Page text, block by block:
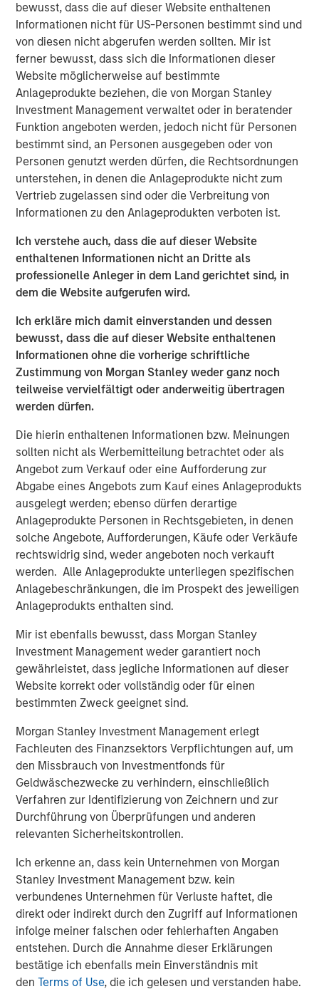
bewusst, dass die auf dieser Website enthaltenen
Informationen nicht für US-Personen bestimmt sind und
von diesen nicht abgerufen werden sollten. Mir ist
ferner bewusst, dass sich die Informationen dieser
Website möglicherweise auf bestimmte
Anlageprodukte beziehen, die von Morgan Stanley
Investment Management verwaltet oder in beratender
Funktion angeboten werden, jedoch nicht für Personen
bestimmt sind, an Personen ausgegeben oder von
Personen genutzt werden dürfen, die Rechtsordnungen
unterstehen, in denen die Anlageprodukte nicht zum
Vertrieb zugelassen sind oder die Verbreitung von
Informationen zu den Anlageprodukten verboten ist.
Ich verstehe auch, dass die auf dieser Website
enthaltenen Informationen nicht an Dritte als
professionelle Anleger in dem Land gerichtet sind, in
dem die Website aufgerufen wird.
Ich erkläre mich damit einverstanden und dessen
bewusst, dass die auf dieser Website enthaltenen
Informationen ohne die vorherige schriftliche
Zustimmung von Morgan Stanley weder ganz noch
teilweise vervielfältigt oder anderweitig übertragen
werden dürfen.
Die hierin enthaltenen Informationen bzw. Meinungen
sollten nicht als Werbemitteilung betrachtet oder als
Angebot zum Verkauf oder eine Aufforderung zur
Abgabe eines Angebots zum Kauf eines Anlageprodukts
ausgelegt werden; ebenso dürfen derartige
Anlageprodukte Personen in Rechtsgebieten, in denen
solche Angebote, Aufforderungen, Käufe oder Verkäufe
rechtswidrig sind, weder angeboten noch verkauft
werden. Alle Anlageprodukte unterliegen spezifischen
Anlagebeschränkungen, die im Prospekt des jeweiligen
Anlageprodukts enthalten sind.
Mir ist ebenfalls bewusst, dass Morgan Stanley
Investment Management weder garantiert noch
gewährleistet, dass jegliche Informationen auf dieser
Website korrekt oder vollständig oder für einen
bestimmten Zweck geeignet sind.
Morgan Stanley Investment Management erlegt
Fachleuten des Finanzsektors Verpflichtungen auf, um
den Missbrauch von Investmentfonds für
Geldwäschezwecke zu verhindern, einschließlich
Verfahren zur Identifizierung von Zeichnern und zur
Durchführung von Überprüfungen und anderen
relevanten Sicherheitskontrollen.
Ich erkenne an, dass kein Unternehmen von Morgan
Stanley Investment Management bzw. kein
verbundenes Unternehmen für Verluste haftet, die
direkt oder indirekt durch den Zugriff auf Informationen
infolge meiner falschen oder fehlerhaften Angaben
entstehen. Durch die Annahme dieser Erklärungen
bestätige ich ebenfalls mein Einverständnis mit
denTerms of Use, die ich gelesen und verstanden habe.
Behavioral biases are inherent in human decision-
making. Even experts are prone to blind spots that
can distort judgment.
As investment managers, we recognize that both
individuals and teams are subject to biases that
may affect company evaluation and portfolio
decisions.
Since 2014, Eaton Vance Equity teams have
incorporated Portfolio Exercises into our investment
process to systematically counter behavioral biases
—a key differentiator in how we manage money.
DOWNLOAD BEHAVIORAL BIASES PDF
RISK CONSIDERATIONS
There is no assurance that a portfolio will achieve its
investment objective. Portfolios are subject to market
risk, which is the possibility that the market values of
securities owned by the fund will decline and that the
value of fund shares may therefore be less than what you
economic and other events (e.g. natural disasters, health
crises, terrorism, conflicts and social unrest) that affect
markets, countries, companies or governments. It is
difficult to predict the timing, duration, and potential
adverse effects (e.g. portfolio liquidity) of events.
Accordingly, you can lose money investing in this
portfolio. Please be aware that this portfolio may be
subject to certain additional risks. In general,equities
securities’values also fluctuate in response to activities
specific to a company.Stocks of small-and medium-
capitalizationcompanies entail special risks, such as
and greater market volatility than securities of larger,
more established companies.Illiquid securitiesmay be
more difficult to sell and value than publicly traded
securities (liquidity risk).Non-diversified portfolios
invest in a more limited number of issuers. As such,
changes in the financial condition or market value of a
single issuer may cause greater volatility.Derivative
instrumentsmay disproportionately increase losses and
have a significant impact on performance. They also may
be subject to counterparty, liquidity, valuation, correlation
and market risks.
Ähnliche Einblicke
ARTIKEL
Equity Market Monitor – Q2 2026
ARTIKEL
Oil, Iran and Global Supply Chains: Why